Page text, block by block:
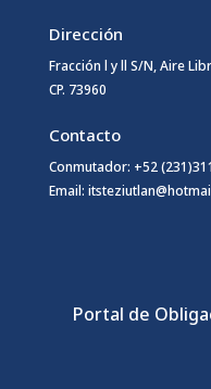
Dirección
Fracción l y ll S/N, Aire
CP. 73960
Contacto
Conmutador: +52
Email:
Portal de